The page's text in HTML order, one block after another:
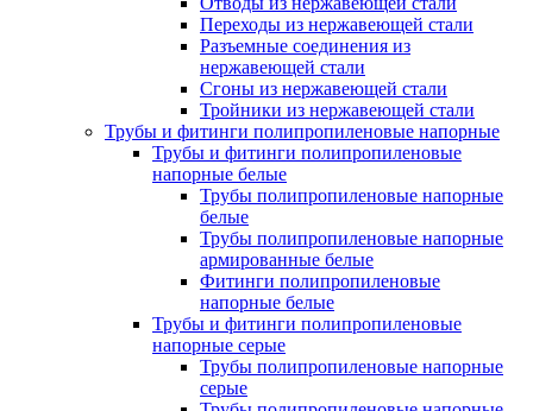
Переходы из нержавеющей стали
Разъемные соединения из
нержавеющей стали
Сгоны из нержавеющей стали
Тройники из нержавеющей стали
Трубы и фитинги полипропиленовые напорные
Трубы и фитинги полипропиленовые
напорные белые
Трубы полипропиленовые напорные
белые
Трубы полипропиленовые напорные
армированные белые
Фитинги полипропиленовые
напорные белые
Трубы и фитинги полипропиленовые
напорные серые
Трубы полипропиленовые напорные
серые